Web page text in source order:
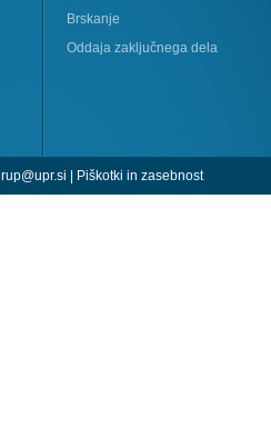
Brskanje
Oddaja zaključnega dela
rup@upr.si Piškotki in zasebnost